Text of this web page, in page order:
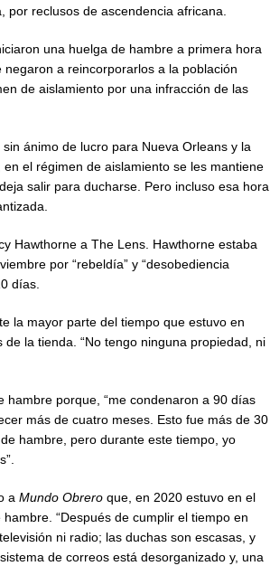
por reclusos de ascendencia africana.
una huelga de hambre a primera hora
a reincorporarlos a la población
de aislamiento por una infracción de las
ánimo de lucro para Nueva Orleans y la
el régimen de aislamiento se les mantiene
salir para ducharse. Pero incluso esa hora
Hawthorne a The Lens. Hawthorne estaba
por “rebeldía” y “desobediencia
días.
la mayor parte del tiempo que estuvo en
la tienda. “No tengo ninguna propiedad, ni
hambre porque, “me condenaron a 90 días
más de cuatro meses. Esto fue más de 30
hambre, pero durante este tiempo, yo
a Mundo Obrero que, en 2020 estuvo en el
“Después de cumplir el tiempo en
ni radio; las duchas son escasas, y
de correos está desorganizado y, una